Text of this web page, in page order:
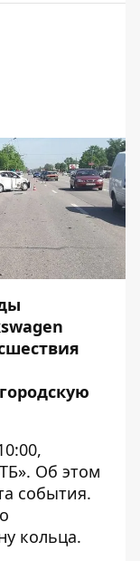
Об этом
события.
кольца.